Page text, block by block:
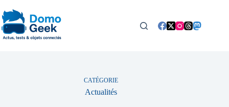
au
contenu
CATÉGORIE
Actualités